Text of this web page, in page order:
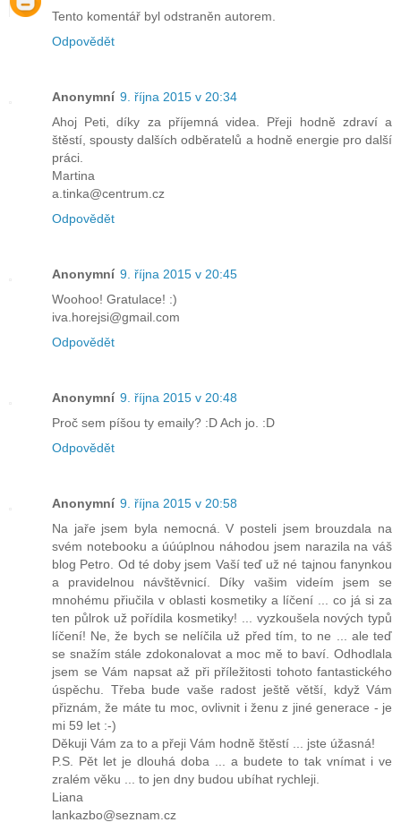
Tento komentář byl odstraněn autorem.
Odpovědět
Anonymní 9. října 2015 v 20:34
Ahoj Peti, díky za příjemná videa. Přeji hodně zdraví a
štěstí, spousty dalších odběratelů a hodně energie pro další
práci.
Martina
a.tinka@centrum.cz
Odpovědět
Anonymní 9. října 2015 v 20:45
Woohoo! Gratulace! :)
iva.horejsi@gmail.com
Odpovědět
Anonymní 9. října 2015 v 20:48
Proč sem píšou ty emaily? :D Ach jo. :D
Odpovědět
Anonymní 9. října 2015 v 20:58
Na jaře jsem byla nemocná. V posteli jsem brouzdala na
svém notebooku a úúúplnou náhodou jsem narazila na váš
blog Petro. Od té doby jsem Vaší teď už né tajnou fanynkou
a pravidelnou návštěvnicí. Díky vašim videím jsem se
mnohému přiučila v oblasti kosmetiky a líčení ... co já si za
ten půlrok už pořídila kosmetiky! ... vyzkoušela nových typů
líčení! Ne, že bych se nelíčila už před tím, to ne ... ale teď
se snažím stále zdokonalovat a moc mě to baví. Odhodlala
jsem se Vám napsat až při příležitosti tohoto fantastického
úspěchu. Třeba bude vaše radost ještě větší, když Vám
přiznám, že máte tu moc, ovlivnit i ženu z jiné generace - je
mi 59 let :-)
Děkuji Vám za to a přeji Vám hodně štěstí ... jste úžasná!
P.S. Pět let je dlouhá doba ... a budete to tak vnímat i ve
zralém věku ... to jen dny budou ubíhat rychleji.
Liana
lankazbo@seznam.cz